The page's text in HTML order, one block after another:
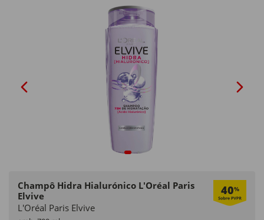
Champô Hidra Hialurónico L'Oréal Paris
Elvive
40%
L'Oréal Paris Elvive